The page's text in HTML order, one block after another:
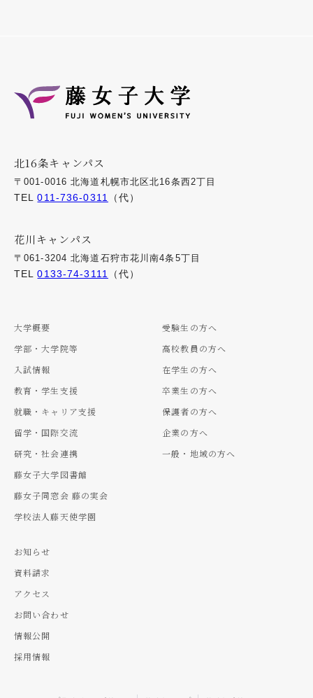
北16条キャンパス
〒001-0016 北海道札幌市北区北16条西2丁目
TEL011-736-0311 （代）
花川キャンパス
〒061-3204 北海道石狩市花川南4条5丁目
TEL0133-74-3111 （代）
大学概要
学部・大学院等
入試情報
教育・学生支援
就職・キャリア支援
留学・国際交流
研究・社会連携
藤女子大学図書館
藤女子同窓会 藤の実会
学校法人藤天使学園
受験生の方へ
高校教員の方へ
在学生の方へ
卒業生の方へ
保護者の方へ
企業の方へ
一般・地域の方へ
お知らせ
資料請求
アクセス
お問い合わせ
情報公開
採用情報